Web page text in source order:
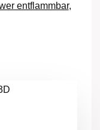
entflammbar,